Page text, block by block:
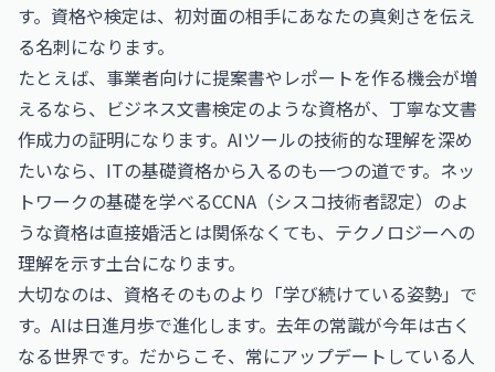
す。資格や検定は、初対面の相手にあなたの真剣さを伝え
る名刺になります。
たとえば、事業者向けに提案書やレポートを作る機会が増
えるなら、 ビジネス文書検定のような資格が、丁寧な文書
作成力の証明になります。AIツールの技術的な理解を深め
たいなら、ITの基礎資格から入るのも一つの道です。ネッ
トワークの基礎を学べるCCNA（シスコ技術者認定） のよ
うな資格は直接婚活とは関係なくても、テクノロジーへの
理解を示す土台になります。
大切なのは、資格そのものより「学び続けている姿勢」で
す。AIは日進月歩で進化します。去年の常識が今年は古く
なる世界です。だからこそ、常にアップデートしている人